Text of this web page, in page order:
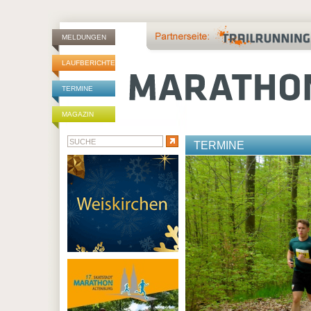
MELDUNGEN
LAUFBERICHTE
TERMINE
MAGAZIN
TERMINE